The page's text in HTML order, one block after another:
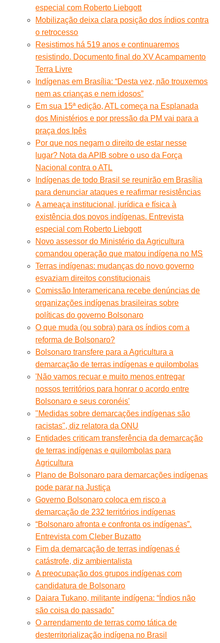
especial com Roberto Liebgott
Mobilização deixa clara posição dos índios contra
o retrocesso
Resistimos há 519 anos e continuaremos
resistindo. Documento final do XV Acampamento
Terra Livre
Indígenas em Brasília: “Desta vez, não trouxemos
nem as crianças e nem idosos”
Em sua 15ª edição, ATL começa na Esplanada
dos Ministérios e por pressão da PM vai para a
praça dos Ipês
Por que nos negam o direito de estar nesse
lugar? Nota da APIB sobre o uso da Força
Nacional contra o ATL
Indígenas de todo Brasil se reunirão em Brasília
para denunciar ataques e reafirmar resistências
A ameaça institucional, jurídica e física à
existência dos povos indígenas. Entrevista
especial com Roberto Liebgott
Novo assessor do Ministério da Agricultura
comandou operação que matou indígena no MS
Terras indígenas: mudanças do novo governo
esvaziam direitos constitucionais
Comissão Interamericana recebe denúncias de
organizações indígenas brasileiras sobre
políticas do governo Bolsonaro
O que muda (ou sobra) para os índios com a
reforma de Bolsonaro?
Bolsonaro transfere para a Agricultura a
demarcação de terras indígenas e quilombolas
'Não vamos recuar e muito menos entregar
nossos territórios para honrar o acordo entre
Bolsonaro e seus coronéis'
"Medidas sobre demarcações indígenas são
racistas", diz relatora da ONU
Entidades criticam transferência da demarcação
de terras indígenas e quilombolas para
Agricultura
Plano de Bolsonaro para demarcações indígenas
pode parar na Justiça
Governo Bolsonaro coloca em risco a
demarcação de 232 territórios indígenas
“Bolsonaro afronta e confronta os indígenas”.
Entrevista com Cleber Buzatto
Fim da demarcação de terras indígenas é
catástrofe, diz ambientalista
A preocupação dos grupos indígenas com
candidatura de Bolsonaro
Daiara Tukano, militante indígena: “Índios não
são coisa do passado”
O arrendamento de terras como tática de
desterritorialização indígena no Brasil